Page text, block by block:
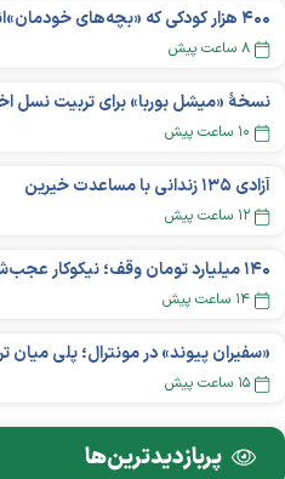
۴۰۰ هزار کودکی که «بچه‌های خودمان»‌اند
۸ ساعت پیش
نسخهٔ «میشل بوربا» برای تربیت نسل
۱۰ ساعت پیش
آزادی ۱۳۵ زندانی با مساعدت خیرین
۱۲ ساعت پیش
۱۴ ساعت پیش
«سفیران پیوند» در مونترال؛ پلی میان
۱۵ ساعت پیش
پربازدید‌ترین‌ها